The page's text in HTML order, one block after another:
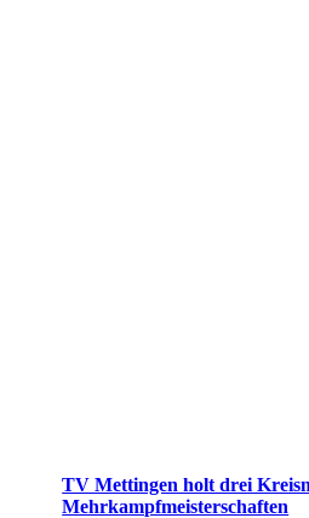
TV Mettingen holt drei
Mehrkampfmeisterschaften